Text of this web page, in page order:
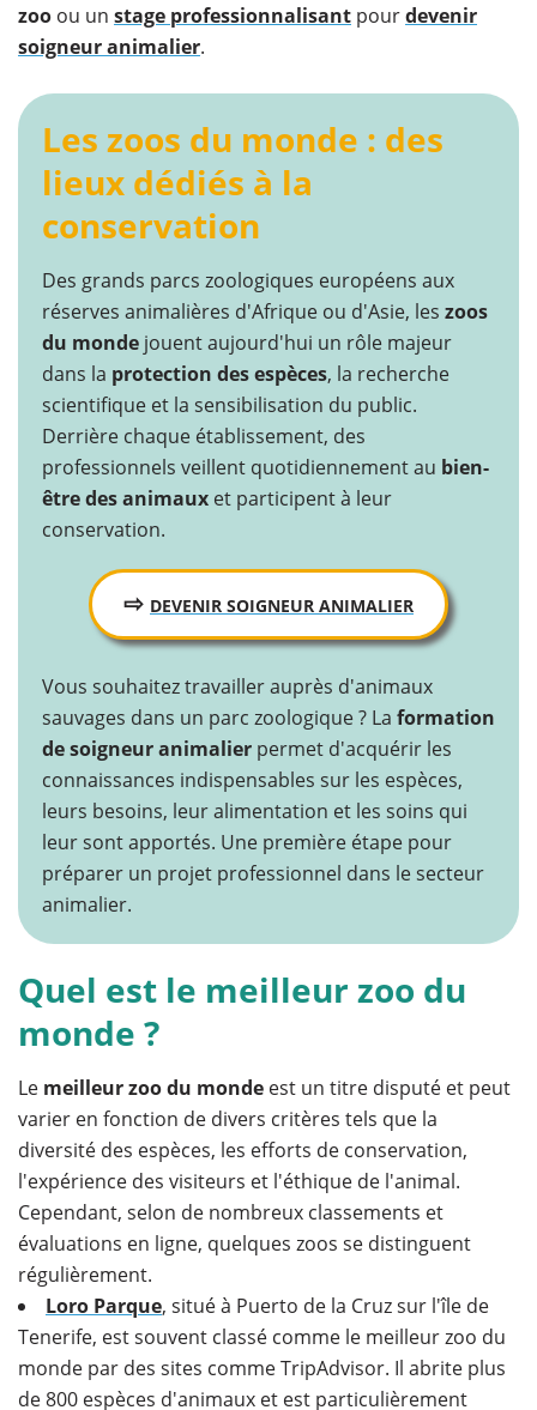
zoo ou un stage professionnalisant pourdevenir
soigneur animalier.
Les zoos du monde : des
lieux dédiés à la
conservation
Des grands parcs zoologiques européens aux
réserves animalières d'Afrique ou d'Asie, les zoos
du monde jouent aujourd'hui un rôle majeur
dans la protection des espèces, la recherche
scientifique et la sensibilisation du public.
Derrière chaque établissement, des
professionnels veillent quotidiennement au bien-
être des animaux et participent à leur
conservation.
⇨ DEVENIR SOIGNEUR ANIMALIER
Vous souhaitez travailler auprès d'animaux
sauvages dans un parc zoologique ? La formation
de soigneur animalier permet d'acquérir les
connaissances indispensables sur les espèces,
leurs besoins, leur alimentation et les soins qui
leur sont apportés. Une première étape pour
préparer un projet professionnel dans le secteur
animalier.
Quel est le meilleur zoo du
monde ?
Le meilleur zoo du monde est un titre disputé et peut
varier en fonction de divers critères tels que la
diversité des espèces, les efforts de conservation,
l'expérience des visiteurs et l'éthique de l'animal.
Cependant, selon de nombreux classements et
évaluations en ligne, quelques zoos se distinguent
régulièrement.
Loro Parque, situé à Puerto de la Cruz sur l'île de
Tenerife, est souvent classé comme le meilleur zoo du
monde par des sites comme TripAdvisor. Il abrite plus
de 800 espèces d'animaux et est particulièrement